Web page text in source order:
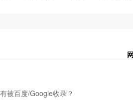
被百度/Google收录？